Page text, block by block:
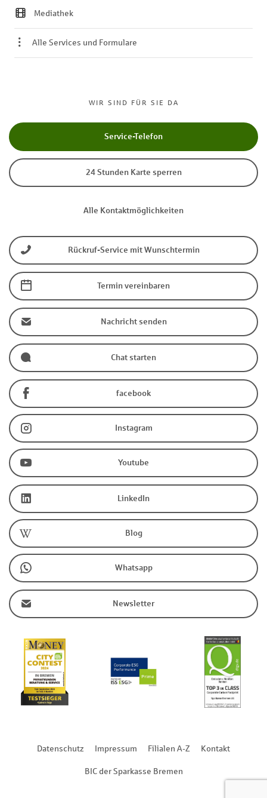
WIR SIND FÜR SIE DA
Service-Telefon
24 Stunden Karte sperren
Alle Kontaktmöglichkeiten
Rückruf-Service mit Wunschtermin
Termin vereinbaren
Nachricht senden
Chat starten
facebook
Instagram
Youtube
LinkedIn
Blog
Whatsapp
Newsletter
Mediathek
Alle Services und Formulare
Datenschutz Impressum Filialen A-Z Kontakt
BIC der Sparkasse Bremen